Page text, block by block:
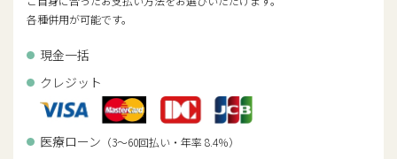
各種併用が可能です。
現金一括
クレジット
医療ローン （3～60回払い・年率 8.4％）